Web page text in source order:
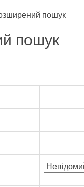
пошук
пошук